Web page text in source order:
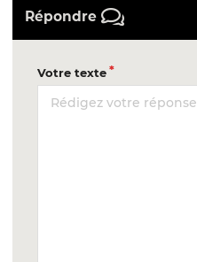
Répondre
Votre texte